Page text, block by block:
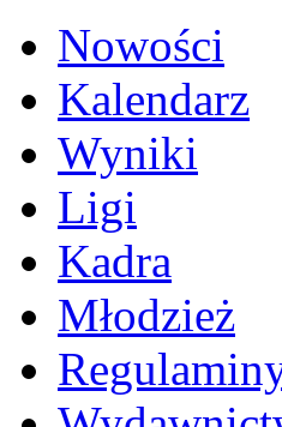
Nowości
Kalendarz
Wyniki
Ligi
Kadra
Młodzież